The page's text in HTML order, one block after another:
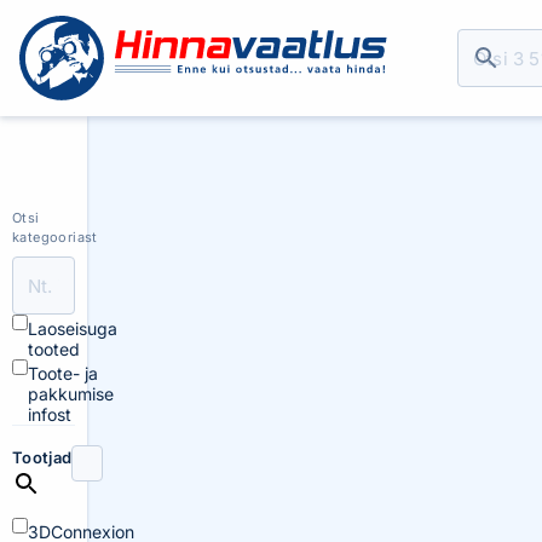
Otsi
kategooriast
Laoseisuga
tooted
Toote- ja
pakkumise
infost
Tootjad
3DConnexion